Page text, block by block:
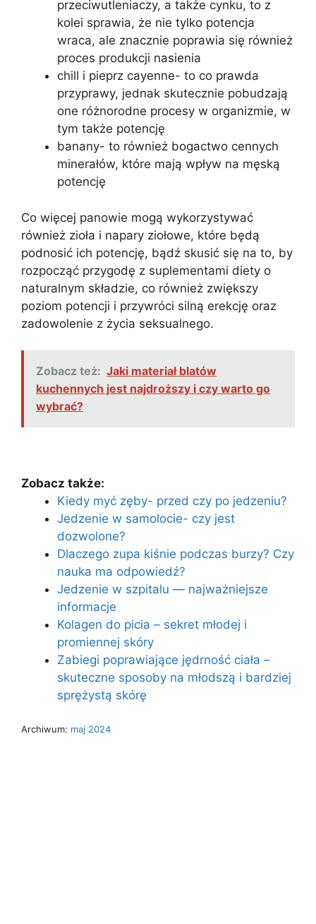
przeciwutleniaczy, a także cynku, to z
kolei sprawia, że nie tylko potencja
wraca, ale znacznie poprawia się również
proces produkcji nasienia
chill i pieprz cayenne- to co prawda
przyprawy, jednak skutecznie pobudzają
one różnorodne procesy w organizmie, w
tym także potencję
banany- to również bogactwo cennych
minerałów, które mają wpływ na męską
potencję
Co więcej panowie mogą wykorzystywać
również zioła i napary ziołowe, które będą
podnosić ich potencję, bądź skusić się na to, by
rozpocząć przygodę z suplementami diety o
naturalnym składzie, co również zwiększy
poziom potencji i przywróci silną erekcję oraz
zadowolenie z życia seksualnego.
Zobacz też: Jaki materiał blatów
kuchennych jest najdroższy i czy warto go
wybrać?
Zobacz także:
Kiedy myć zęby- przed czy po jedzeniu?
Jedzenie w samolocie- czy jest
dozwolone?
Dlaczego zupa kiśnie podczas burzy? Czy
nauka ma odpowiedź?
Jedzenie w szpitalu — najważniejsze
informacje
Kolagen do picia – sekret młodej i
promiennej skóry
Zabiegi poprawiające jędrność ciała –
skuteczne sposoby na młodszą i bardziej
sprężystą skórę
Archiwum: maj 2024